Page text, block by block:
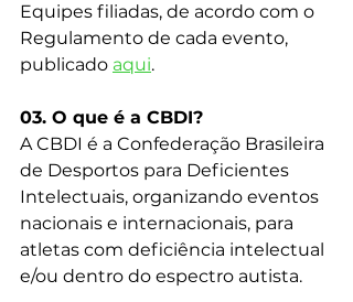
Equipes filiadas, de acordo com o
Regulamento de cada evento,
publicado aqui.
03. O que é a CBDI?
A CBDI é a Confederação Brasileira
de Desportos para Deficientes
Intelectuais, organizando eventos
nacionais e internacionais, para
atletas com deficiência intelectual
e/ou dentro do espectro autista.